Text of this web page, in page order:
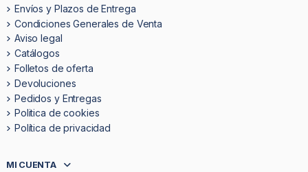
Envíos y Plazos de Entrega
Condiciones Generales de Venta
Aviso legal
Catálogos
Folletos de oferta
Devoluciones
Pedidos y Entregas
Politica de cookies
Política de privacidad
MI CUENTA